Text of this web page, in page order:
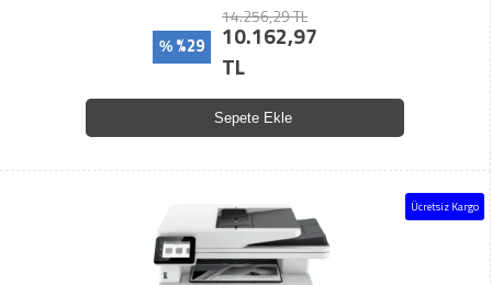
% %29
14.256,29 TL
10.162,97
TL
Sepete Ekle
Ücretsiz Kargo